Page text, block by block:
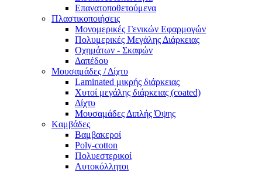
Επανατοποθετούμενα
Πλαστικοποιήσεις
Μονομερικές Γενικών Εφαρμογών
Πολυμερικές Μεγάλης Διάρκειας
Οχημάτων - Σκαφών
Δαπέδου
Μουσαμάδες / Δίχτυ
Laminated μικρής διάρκειας
Χυτοί μεγάλης διάρκειας (coated)
Δίχτυ
Μουσαμάδες Διπλής Όψης
Kαμβάδες
Βαμβακεροί
Poly-cotton
Πολυεστερικοί
Αυτοκόλλητοι